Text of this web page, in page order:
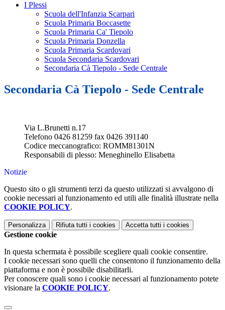
I Plessi
Scuola dell'Infanzia Scarpari
Scuola Primaria Boccasette
Scuola Primaria Ca' Tiepolo
Scuola Primaria Donzella
Scuola Primaria Scardovari
Scuola Secondaria Scardovari
Secondaria Cà Tiepolo - Sede Centrale
Secondaria Cà Tiepolo - Sede Centrale
Via L.Brunetti n.17
Telefono 0426 81259 fax 0426 391140
Codice meccanografico: ROMM81301N
Responsabili di plesso: Meneghinello Elisabetta
Notizie
Questo sito o gli strumenti terzi da questo utilizzati si avvalgono di
cookie necessari al funzionamento ed utili alle finalità illustrate nella
COOKIE POLICY.
Personalizza Rifiuta tutti i cookies Accetta tutti i cookies
Gestione cookie
In questa schermata è possibile scegliere quali cookie consentire.
I cookie necessari sono quelli che consentono il funzionamento della
piattaforma e non è possibile disabilitarli.
Per conoscere quali sono i cookie necessari al funzionamento potete
visionare la COOKIE POLICY.